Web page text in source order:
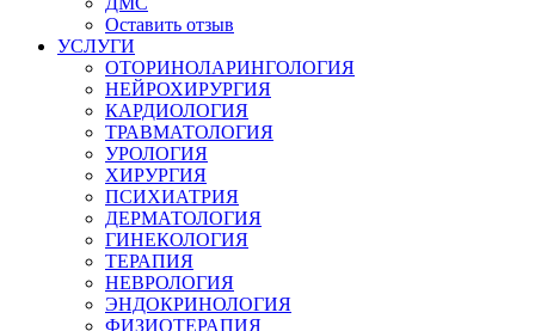
Оставить отзыв
УСЛУГИ
ОТОРИНОЛАРИНГОЛОГИЯ
НЕЙРОХИРУРГИЯ
КАРДИОЛОГИЯ
ТРАВМАТОЛОГИЯ
УРОЛОГИЯ
ХИРУРГИЯ
ПСИХИАТРИЯ
ДЕРМАТОЛОГИЯ
ГИНЕКОЛОГИЯ
ТЕРАПИЯ
НЕВРОЛОГИЯ
ЭНДОКРИНОЛОГИЯ
ФИЗИОТЕРАПИЯ